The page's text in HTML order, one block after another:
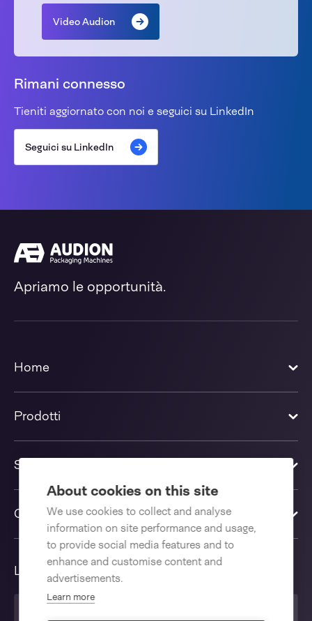
About cookies on this site
We use cookies to collect and analyse
information on site performance and usage,
to provide social media features and to
enhance and customise content and
advertisements.
Learn more
Video Audion
Rimani connesso
Tieniti aggiornato con noi e seguici su LinkedIn
Seguici su LinkedIn
Apriamo le opportunità.
Home
Prodotti
Soluzioni
Contattaci
Lingua